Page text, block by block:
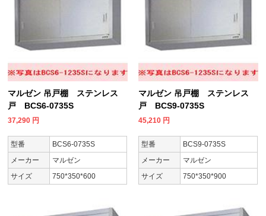
マルゼン 吊戸棚 ステンレス
戸 BCS6-0735S
37,290 円
型番
BCS6-0735S
メーカー
マルゼン
サイズ
750*350*600
マルゼン 吊戸棚 ステンレス
戸 BCS9-0735S
45,210 円
型番
BCS9-0735S
メーカー
マルゼン
サイズ
750*350*900